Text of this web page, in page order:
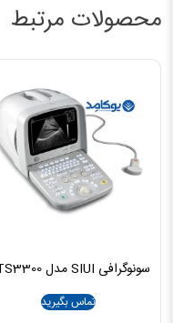
محصولات مرتبط
سونوگرافی SIUI مدل CTS3300
تماس بگیرید